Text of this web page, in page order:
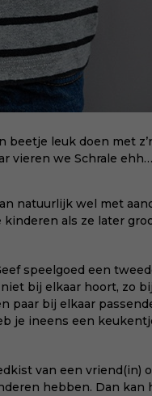
beetje leuk doen met
vieren we Schrale
natuurlijk wel met
kinderen als ze later
speelgoed een
bij elkaar hoort, zo
paar bij elkaar
je ineens een
van een vriend(in)
hebben. Dan kan